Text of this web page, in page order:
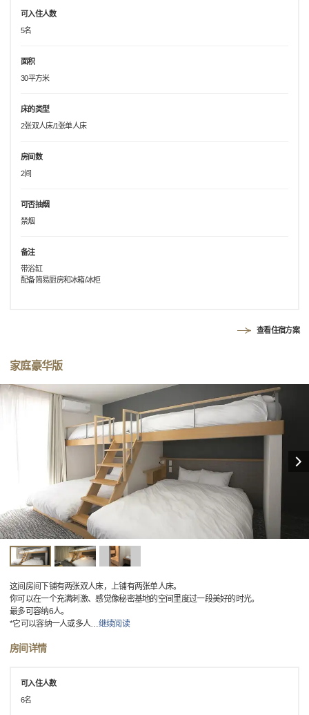
可入住人数
5名
面积
30平方米
床的类型
2张双人床/1张单人床
房间数
2间
可否抽烟
禁烟
备注
带浴缸
配备简易厨房和冰箱/冰柜
查看住宿方案
家庭豪华版
这间房间下铺有两张双人床，上铺有两张单人床。
你可以在一个充满刺激、感觉像秘密基地的空间里度过一段美好的时光。
最多可容纳6人。
*它可以容纳一人或多人…继续阅读
房间详情
可入住人数
6名